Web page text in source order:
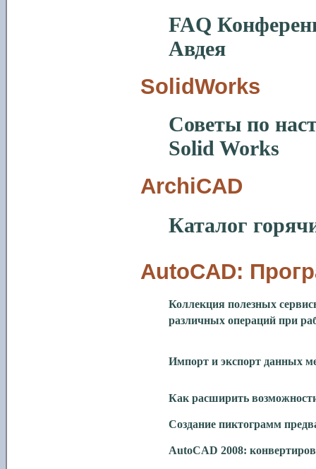
FAQ
Авдея
SolidWorks
Советы по
Solid Works
ArchiCAD
Каталог
AutoCAD:
Коллекция полезных
различных операций при
Импорт и экспорт данных
Как расширить
Создание пиктограмм
AutoCAD 2008: